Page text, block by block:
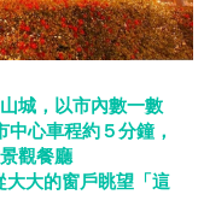
城，以市內數一數
心車程約５分鐘，
觀餐廳
大大的窗戶眺望「這